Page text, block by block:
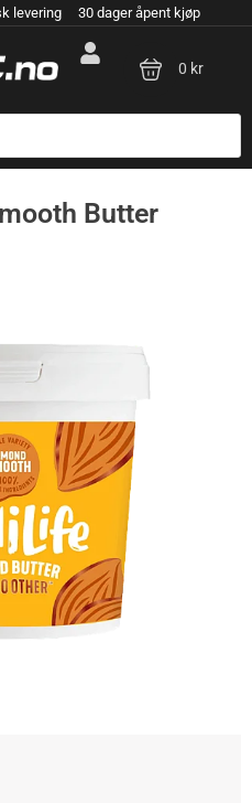
levering 30 dager åpent kjøp
0 kr
Butter